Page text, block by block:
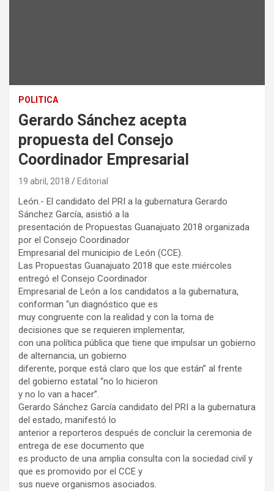
POLITICA
Gerardo Sánchez acepta
propuesta del Consejo
Coordinador Empresarial
19 abril, 2018 Editorial
León.- El candidato del PRI a la gubernatura Gerardo
Sánchez García, asistió a la
presentación de Propuestas Guanajuato 2018 organizada
por el Consejo Coordinador
Empresarial del municipio de León (CCE).
Las Propuestas Guanajuato 2018 que este miércoles
entregó el Consejo Coordinador
Empresarial de León a los candidatos a la gubernatura,
conforman “un diagnóstico que es
muy congruente con la realidad y con la toma de
decisiones que se requieren implementar,
con una política pública que tiene que impulsar un gobierno
de alternancia, un gobierno
diferente, porque está claro que los que están” al frente
del gobierno estatal “no lo hicieron
y no lo van a hacer”.
Gerardo Sánchez García candidato del PRI a la gubernatura
del estado, manifestó lo
anterior a reporteros después de concluir la ceremonia de
entrega de ese documento que
es producto de una amplia consulta con la sociedad civil y
que es promovido por el CCE y
sus nueve organismos asociados.